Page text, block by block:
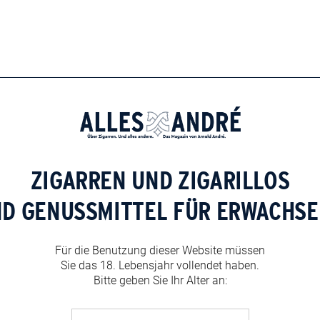
ZIGARREN UND ZIGARILLOS
GENUSSMITTEL FÜR
Für die Benutzung dieser Website müssen
Sie das 18. Lebensjahr vollendet haben.
Bitte geben Sie Ihr Alter an: